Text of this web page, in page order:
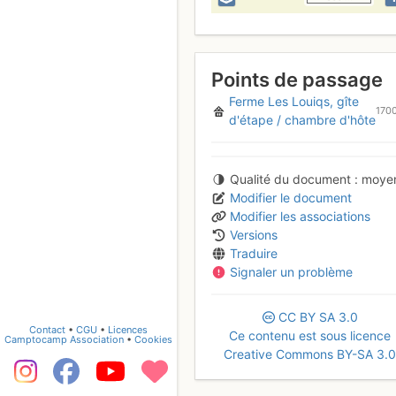
Contact • CGU • Licences
Camptocamp Association • Cookies
Points de passage
Ferme Les Louiqs, gîte
d'étape / chambre d'hôte
Qualité du document
Modifier le document
Modifier les associations
Versions
Traduire
Signaler un problème
CC BY SA 3.0
Ce contenu est sous licence
Creative Commons BY-SA 3.0